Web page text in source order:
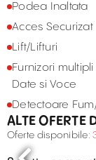
Podea Inaltata
Acces Securizat
Lift/Lifturi
Furnizori
Date si Voce
Detectoare
ALTE OFERTE
Oferte disponibile: